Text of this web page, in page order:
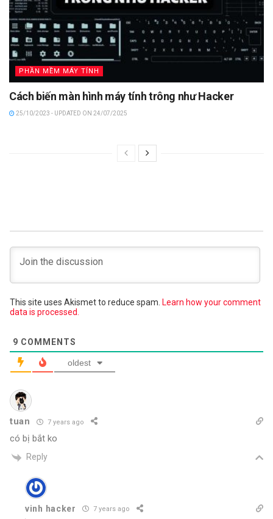
PHẦN MỀM MÁY TÍNH
Cách biến màn hình máy tính trông như Hacker
25/10/2023 - UPDATED ON 24/07/2025
This site uses Akismet to reduce spam. Learn how your comment
data is processed.
9 COMMENTS
oldest
tuan 7 years ago
có bị bắt ko
Reply
vinh hacker 7 years ago